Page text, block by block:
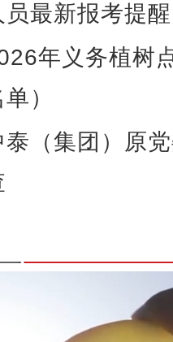
最新报考提醒
年义务植树
）
泰（集团）原
】俄罗斯博士后